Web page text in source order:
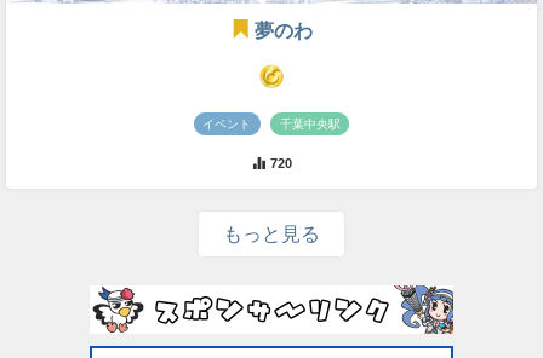
夢のわ
イベント 千葉中央駅
720
もっと見る